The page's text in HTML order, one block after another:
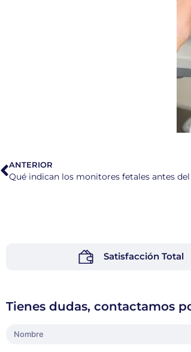
ANTERIOR
Qué indican los monitores fetales antes
Satisfacción Total
Tienes dudas, contactamos